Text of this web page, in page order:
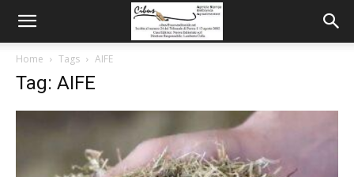
Home Tags AIFE
Tag: AIFE